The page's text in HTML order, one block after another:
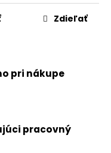
Zdieľať
pri nákupe
pracovný